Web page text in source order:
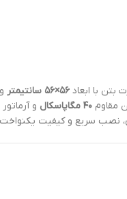
با ابعاد۵۶×۵۶ سانتیمتر
مقاوم۴۰ مگاپاسکال و آرماتور
نصب سریع و کیفیت